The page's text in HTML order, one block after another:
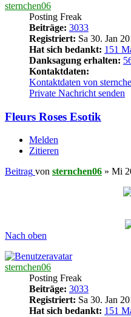
sternchen06
Posting Freak
Beiträge: 3033
Registriert: Sa 30. Jan
Hat sich bedankt: 151
Danksagung erhalten:
Kontaktdaten:
Kontaktdaten von
Private Nachricht senden
Fleurs Roses Esotik
Melden
Zitieren
Beitrag von sternchen06 » Mi
Nach oben
sternchen06
Posting Freak
Beiträge: 3033
Registriert: Sa 30. Jan
Hat sich bedankt: 151